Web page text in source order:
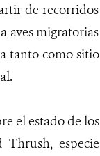
de recorridos
aves migratorias
tanto como sitio
el estado de los
Thrush, especie